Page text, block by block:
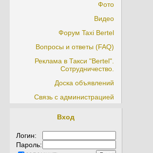
Фото
Видео
Форум Taxi Bertel
Вопросы и ответы (FAQ)
Реклама в Такси "Bertel".
Сотрудничество.
Доска объявлений
Связь с администрацией
Вход
Логин:
Пароль: